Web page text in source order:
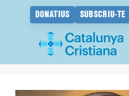
DONATIUS SUBSCRIU-TE